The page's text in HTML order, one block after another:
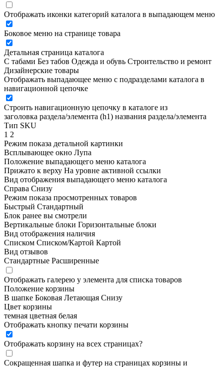
Отображать иконки категорий каталога в выпадающем меню
Боковое меню на странице товара
Детальная страница каталога
С табами Без табов Одежда и обувь Строительство и ремонт
Дизайнерские товары
Отображать выпадающее меню с подразделами каталога в
навигационной цепочке
Строить навигационную цепочку в каталоге из
заголовка раздела/элемента (h1) названия раздела/элемента
Тип SKU
1 2
Режим показа детальной картинки
Всплывающее окно Лупа
Положение выпадающего меню каталога
Прижато к верху На уровне активной ссылки
Вид отображения выпадающего меню каталога
Справа Снизу
Режим показа просмотренных товаров
Быстрый Стандартный
Блок ранее вы смотрели
Вертикальные блоки Горизонтальные блоки
Вид отображения наличия
Списком Списком/Картой Картой
Вид отзывов
Стандартные Расширенные
Отображать галерею у элемента для списка товаров
Положение корзины
В шапке Боковая Летающая Снизу
Цвет корзины
темная цветная белая
Отображать кнопку печати корзины
Отображать корзину на всех страницах?
Сокращенная шапка и футер на страницах корзины и